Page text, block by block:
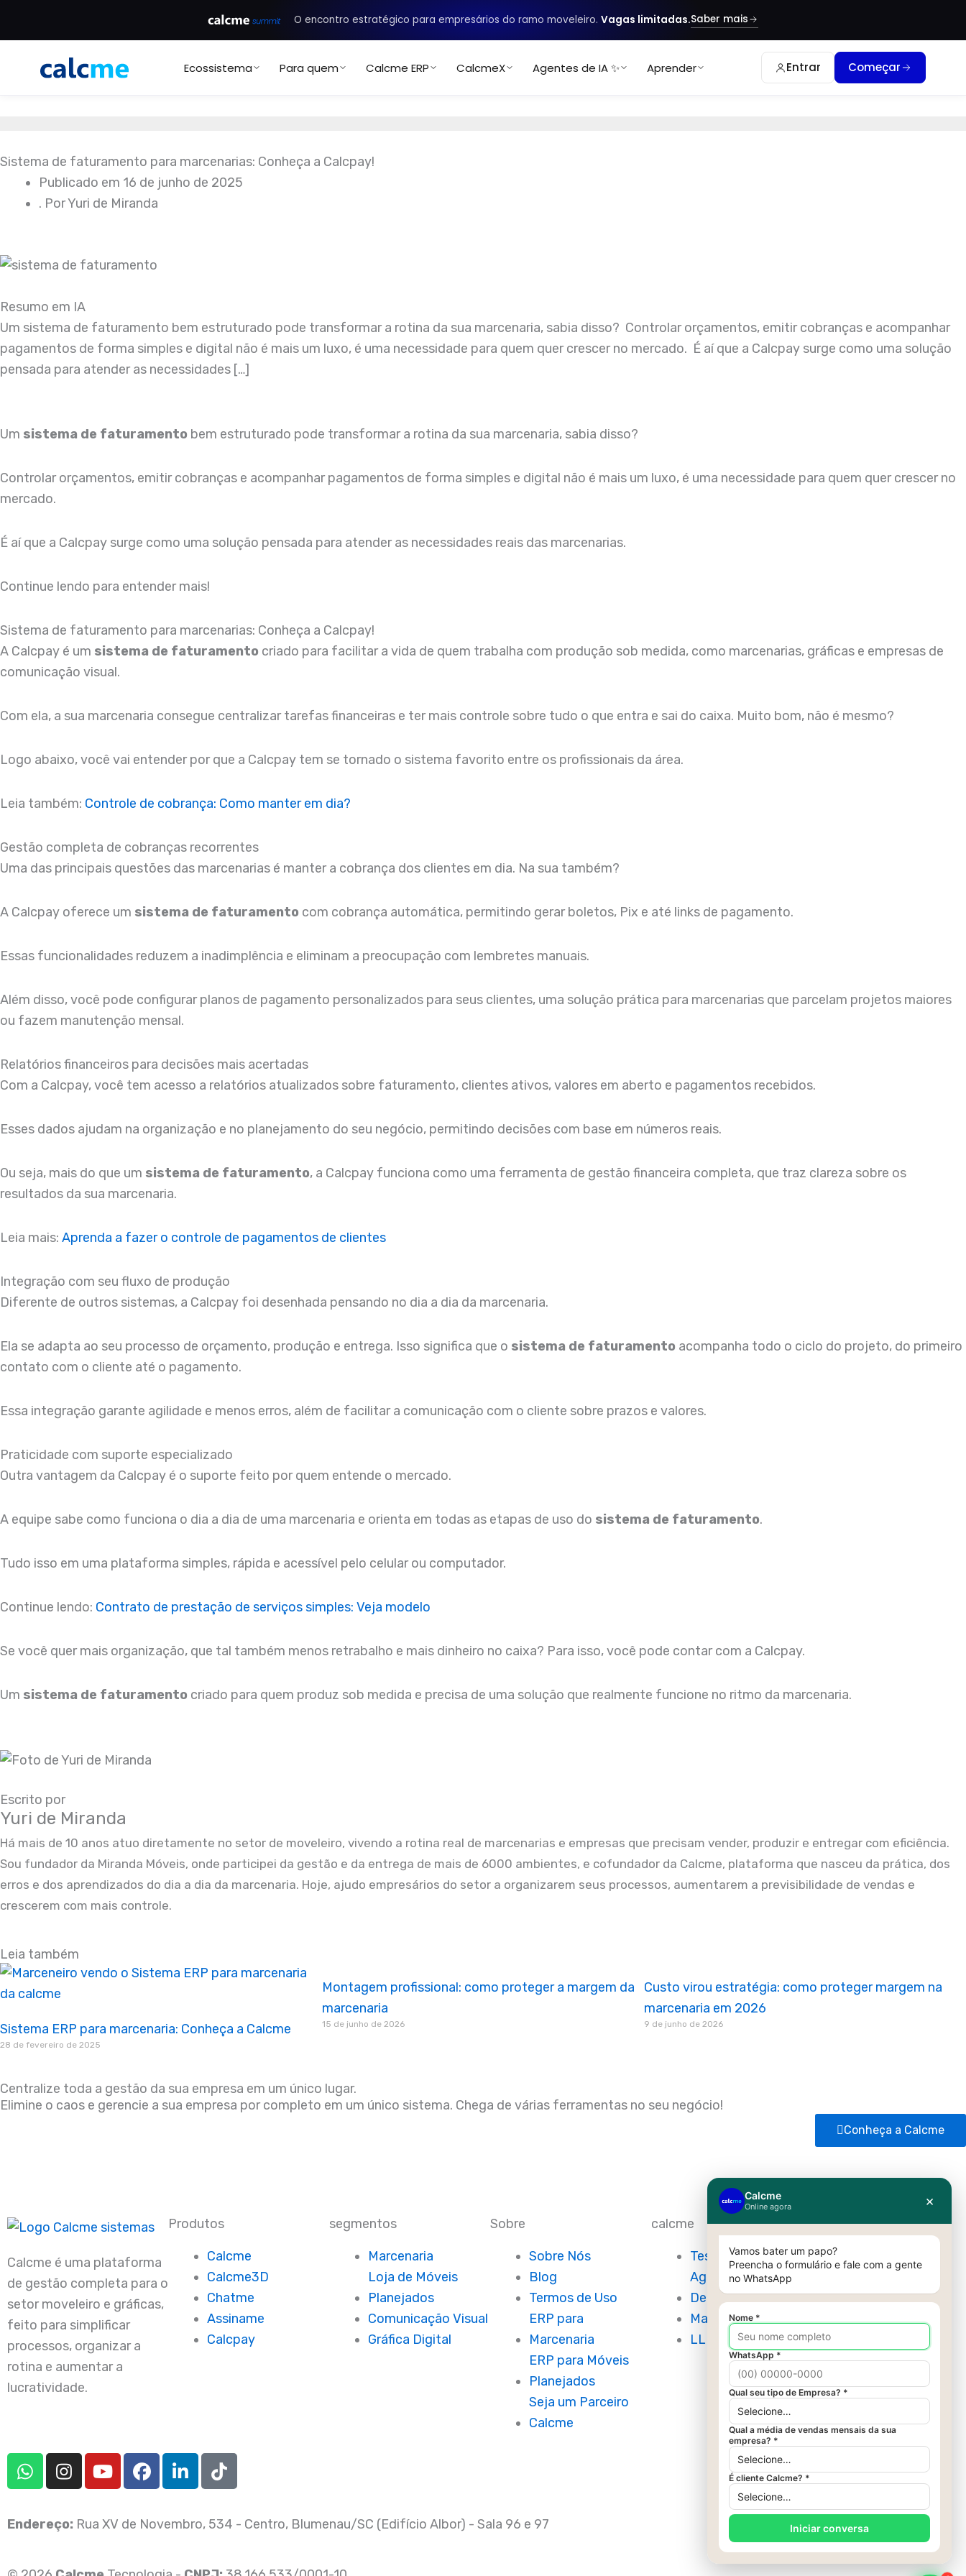
conteúdo
O encontro estratégico para empresários do ramo moveleiro. Vagas limitadas.Saber mais
Ecossistema Para quem Calcme ERP CalcmeX Agentes de IA ✨ Aprender Entrar Começar
Sistema de faturamento para marcenarias: Conheça a Calcpay!
Publicado em 16 de junho de 2025
. PorYuri de Miranda
Resumo em IA
Um sistema de faturamento bem estruturado pode transformar a rotina da sua marcenaria, sabia disso? Controlar orçamentos, emitir cobranças e acompanhar
pagamentos de forma simples e digital não é mais um luxo, é uma necessidade para quem quer crescer no mercado. É aí que a Calcpay surge como uma solução
pensada para atender as necessidades […]
Um sistema de faturamento bem estruturado pode transformar a rotina da sua marcenaria, sabia disso?
Controlar orçamentos, emitir cobranças e acompanhar pagamentos de forma simples e digital não é mais um luxo, é uma necessidade para quem quer crescer no
mercado.
É aí que a Calcpay surge como uma solução pensada para atender as necessidades reais das marcenarias.
Continue lendo para entender mais!
Sistema de faturamento para marcenarias: Conheça a Calcpay!
A Calcpay é um sistema de faturamento criado para facilitar a vida de quem trabalha com produção sob medida, como marcenarias, gráficas e empresas de
comunicação visual.
Com ela, a sua marcenaria consegue centralizar tarefas financeiras e ter mais controle sobre tudo o que entra e sai do caixa. Muito bom, não é mesmo?
Logo abaixo, você vai entender por que a Calcpay tem se tornado o sistema favorito entre os profissionais da área.
Leia também: Controle de cobrança: Como manter em dia?
Gestão completa de cobranças recorrentes
Uma das principais questões das marcenarias é manter a cobrança dos clientes em dia. Na sua também?
A Calcpay oferece um sistema de faturamento com cobrança automática, permitindo gerar boletos, Pix e até links de pagamento.
Essas funcionalidades reduzem a inadimplência e eliminam a preocupação com lembretes manuais.
Além disso, você pode configurar planos de pagamento personalizados para seus clientes, uma solução prática para marcenarias que parcelam projetos maiores
ou fazem manutenção mensal.
Relatórios financeiros para decisões mais acertadas
Com a Calcpay, você tem acesso a relatórios atualizados sobre faturamento, clientes ativos, valores em aberto e pagamentos recebidos.
Esses dados ajudam na organização e no planejamento do seu negócio, permitindo decisões com base em números reais.
Ou seja, mais do que um sistema de faturamento, a Calcpay funciona como uma ferramenta de gestão financeira completa, que traz clareza sobre os
resultados da sua marcenaria.
Leia mais: Aprenda a fazer o controle de pagamentos de clientes
Integração com seu fluxo de produção
Diferente de outros sistemas, a Calcpay foi desenhada pensando no dia a dia da marcenaria.
Ela se adapta ao seu processo de orçamento, produção e entrega. Isso significa que o sistema de faturamento acompanha todo o ciclo do projeto, do primeiro
contato com o cliente até o pagamento.
Essa integração garante agilidade e menos erros, além de facilitar a comunicação com o cliente sobre prazos e valores.
Praticidade com suporte especializado
Outra vantagem da Calcpay é o suporte feito por quem entende o mercado.
A equipe sabe como funciona o dia a dia de uma marcenaria e orienta em todas as etapas de uso do sistema de faturamento.
Tudo isso em uma plataforma simples, rápida e acessível pelo celular ou computador.
Continue lendo: Contrato de prestação de serviços simples: Veja modelo
Se você quer mais organização, que tal também menos retrabalho e mais dinheiro no caixa? Para isso, você pode contar com a Calcpay.
Um sistema de faturamento criado para quem produz sob medida e precisa de uma solução que realmente funcione no ritmo da marcenaria.
Escrito por
Yuri de Miranda
Há mais de 10 anos atuo diretamente no setor de moveleiro, vivendo a rotina real de marcenarias e empresas que precisam vender, produzir e entregar com eficiência.
Sou fundador da Miranda Móveis, onde participei da gestão e da entrega de mais de 6000 ambientes, e cofundador da Calcme, plataforma que nasceu da prática, dos
erros e dos aprendizados do dia a dia da marcenaria. Hoje, ajudo empresários do setor a organizarem seus processos, aumentarem a previsibilidade de vendas e
crescerem com mais controle.
Leia também
Sistema ERP para marcenaria: Conheça a Calcme
28 de fevereiro de 2025
Montagem profissional: como proteger a margem da
marcenaria
15 de junho de 2026
Custo virou estratégia: como proteger margem na
marcenaria em 2026
9 de junho de 2026
Centralize toda a gestão da sua empresa em um único lugar.
Elimine o caos e gerencie a sua empresa por completo em um único sistema. Chega de várias ferramentas no seu negócio!
Conheça a Calcme
Calcme é uma plataforma
de gestão completa para o
setor moveleiro e gráficas,
feito para simplificar
processos, organizar a
rotina e aumentar a
lucratividade.
Produtos
Calcme
Calcme3D
Chatme
Assiname
Calcpay
segmentos
Marcenaria
Loja de Móveis
Planejados
Comunicação Visual
Gráfica Digital
Sobre
Sobre Nós
Blog
Termos de Uso
ERP para
Marcenaria
ERP para Móveis
Planejados
Seja um Parceiro
Calcme
calcme
Teste Grátis
Agendar
Demonstração
Materiais Gratuitos
LLMs.txt
W
h
t
s
p
I
n
a
r
Y
o
t
u
e
F
a
e
b
o
i
k
e
i
T
i
t
o
Endereço: Rua XV de Novembro, 534 - Centro, Blumenau/SC (Edifício Albor) - Sala 96 e 97